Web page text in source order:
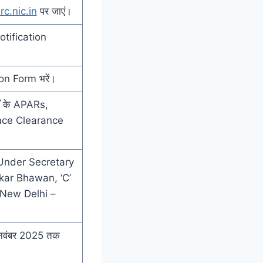
पर जाएं।
Form भरें।
के APARs,
Clearance
Secretary
Bhawan, ‘C’
Delhi –
2025 तक